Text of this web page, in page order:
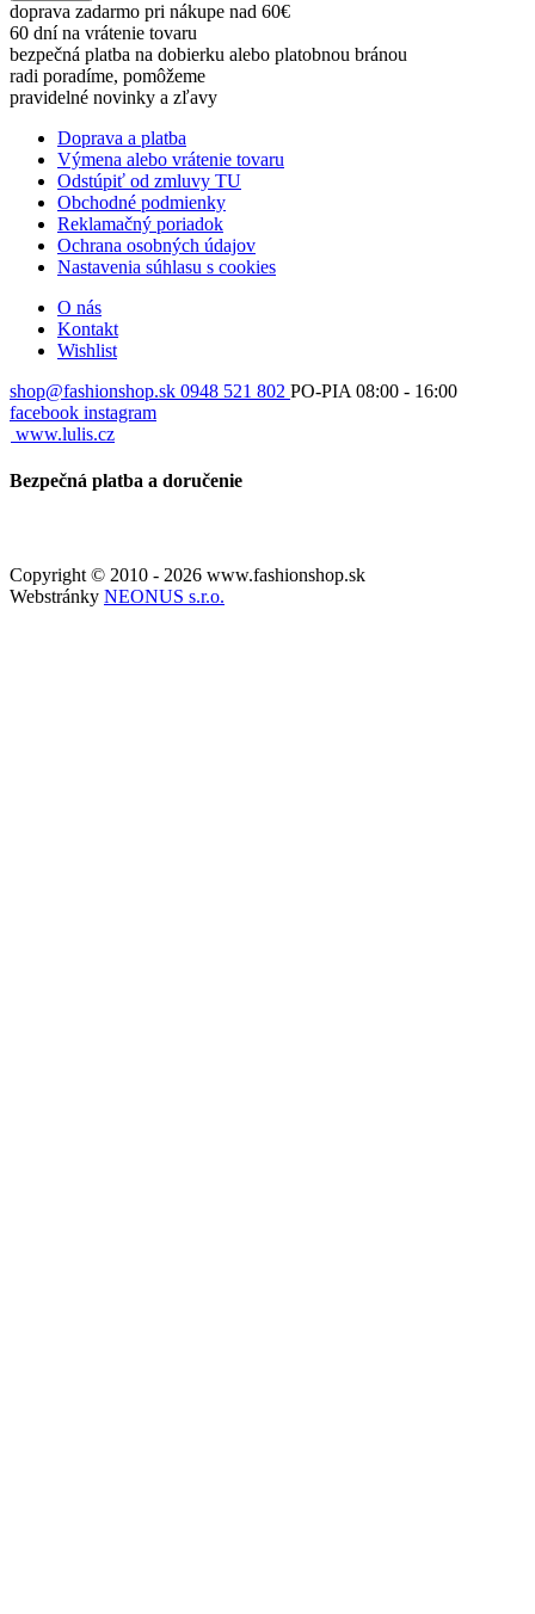
doprava zadarmo pri nákupe nad 60€
60 dní na vrátenie tovaru
bezpečná platba na dobierku alebo platobnou bránou
radi poradíme, pomôžeme
pravidelné novinky a zľavy
Doprava a platba
Výmena alebo vrátenie tovaru
Odstúpiť od zmluvy TU
Obchodné podmienky
Reklamačný poriadok
Ochrana osobných údajov
Nastavenia súhlasu s cookies
O nás
Kontakt
Wishlist
shop@fashionshop.sk 0948 521 802 PO-PIA 08:00 - 16:00
facebook instagram
www.lulis.cz
Bezpečná platba a doručenie
Copyright © 2010 - 2026 www.fashionshop.sk
Webstránky NEONUS s.r.o.